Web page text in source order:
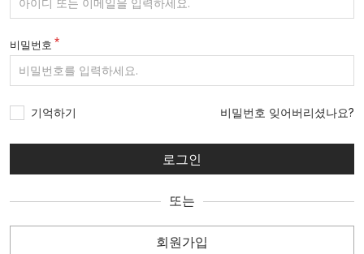
비밀번호
기억하기 비밀번호 잊어버리셨나요?
또는
회원가입